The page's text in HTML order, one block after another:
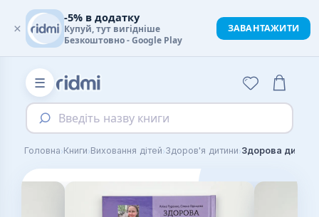
☰
Введіть назву книги
Головна›Книги›Виховання дітей›Здоров'я дитини›
×
-5% в додатку
Купуй, тут вигідніше
Безкоштовно - Google Play
ЗАВАНТАЖИТИ